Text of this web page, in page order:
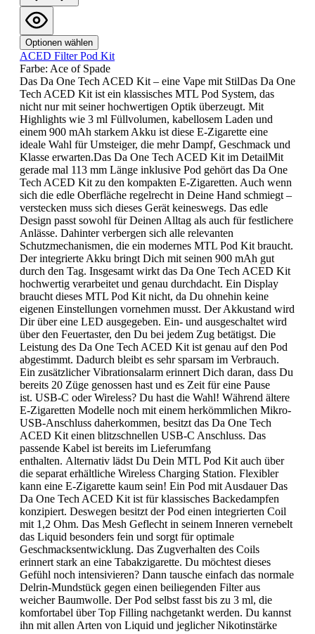
Optionen wählen
ACED Filter Pod Kit
Farbe: Ace of Spade
Das Da One Tech ACED Kit – eine Vape mit StilDas Da One
Tech ACED Kit ist ein klassisches MTL Pod System, das
nicht nur mit seiner hochwertigen Optik überzeugt. Mit
Highlights wie 3 ml Füllvolumen, kabellosem Laden und
einem 900 mAh starkem Akku ist diese E-Zigarette eine
ideale Wahl für Umsteiger, die mehr Dampf, Geschmack und
Klasse erwarten.Das Da One Tech ACED Kit im DetailMit
gerade mal 113 mm Länge inklusive Pod gehört das Da One
Tech ACED Kit zu den kompakten E-Zigaretten. Auch wenn
sich die edle Oberfläche regelrecht in Deine Hand schmiegt –
verstecken muss sich dieses Gerät keineswegs. Das edle
Design passt sowohl für Deinen Alltag als auch für festlichere
Anlässe. Dahinter verbergen sich alle relevanten
Schutzmechanismen, die ein modernes MTL Pod Kit braucht.
Der integrierte Akku bringt Dich mit seinen 900 mAh gut
durch den Tag. Insgesamt wirkt das Da One Tech ACED Kit
hochwertig verarbeitet und genau durchdacht. Ein Display
braucht dieses MTL Pod Kit nicht, da Du ohnehin keine
eigenen Einstellungen vornehmen musst. Der Akkustand wird
Dir über eine LED ausgegeben. Ein- und ausgeschaltet wird
über den Feuertaster, den Du bei jedem Zug betätigst. Die
Leistung des Da One Tech ACED Kit ist genau auf den Pod
abgestimmt. Dadurch bleibt es sehr sparsam im Verbrauch.
Ein zusätzlicher Vibrationsalarm erinnert Dich daran, dass Du
bereits 20 Züge genossen hast und es Zeit für eine Pause
ist. USB-C oder Wireless? Du hast die Wahl! Während ältere
E-Zigaretten Modelle noch mit einem herkömmlichen Mikro-
USB-Anschluss daherkommen, besitzt das Da One Tech
ACED Kit einen blitzschnellen USB-C Anschluss. Das
passende Kabel ist bereits im Lieferumfang
enthalten. Alternativ lädst Du Dein MTL Pod Kit auch über
die separat erhältliche Wireless Charging Station. Flexibler
kann eine E-Zigarette kaum sein! Ein Pod mit Ausdauer Das
Da One Tech ACED Kit ist für klassisches Backedampfen
konzipiert. Deswegen besitzt der Pod einen integrierten Coil
mit 1,2 Ohm. Das Mesh Geflecht in seinem Inneren vernebelt
das Liquid besonders fein und sorgt für optimale
Geschmacksentwicklung. Das Zugverhalten des Coils
erinnert stark an eine Tabakzigarette. Du möchtest dieses
Gefühl noch intensivieren? Dann tausche einfach das normale
Delrin-Mundstück gegen einen beiliegenden Filter aus
weicher Baumwolle. Der Pod selbst fasst bis zu 3 ml, die
komfortabel über Top Filling nachgetankt werden. Du kannst
ihn mit allen Arten von Liquid und jeglicher Nikotinstärke